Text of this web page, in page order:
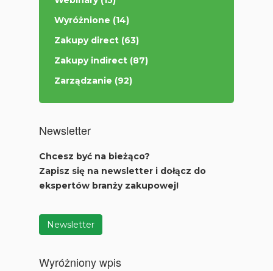
Wyróżnione (14)
Zakupy direct (63)
Zakupy indirect (87)
Zarządzanie (92)
Newsletter
Chcesz być na bieżąco?
Zapisz się na newsletter i dołącz do
ekspertów branży zakupowej!
Newsletter
Wyróżniony wpis